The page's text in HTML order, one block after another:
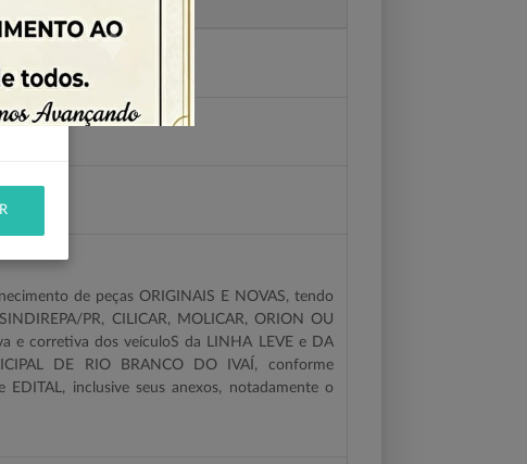
de peças ORIGINAIS E NOVAS, tendo
PR, CILICAR, MOLICAR, ORION OU
e corretiva dos veículoS da LINHA LEVE e DA
DE RIO BRANCO DO IVAÍ, conforme
inclusive seus anexos, notadamente o